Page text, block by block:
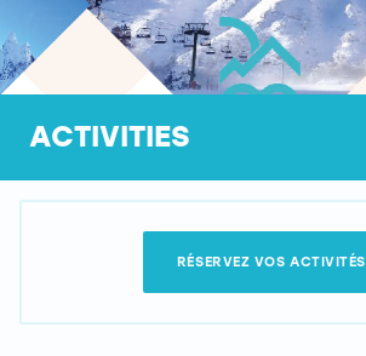
ACTIVITIES
RÉSERVEZ VOS ACTIVITÉS